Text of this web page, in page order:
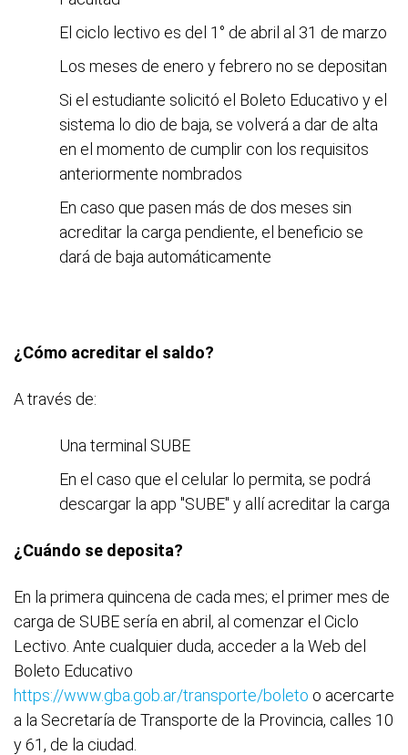
El ciclo lectivo es del 1° de abril al 31 de marzo
Los meses de enero y febrero no se depositan
Si el estudiante solicitó el Boleto Educativo y el
sistema lo dio de baja, se volverá a dar de alta
en el momento de cumplir con los requisitos
anteriormente nombrados
En caso que pasen más de dos meses sin
acreditar la carga pendiente, el beneficio se
dará de baja automáticamente
¿Cómo acreditar el saldo?
A través de:
Una terminal SUBE
En el caso que el celular lo permita, se podrá
descargar la app "SUBE" y allí acreditar la carga
¿Cuándo se deposita?
En la primera quincena de cada mes; el primer mes de
carga de SUBE sería en abril, al comenzar el Ciclo
Lectivo. Ante cualquier duda, acceder a la Web del
Boleto Educativo
https://www.gba.gob.ar/transporte/boleto o acercarte
a la Secretaría de Transporte de la Provincia, calles 10
y 61, de la ciudad.